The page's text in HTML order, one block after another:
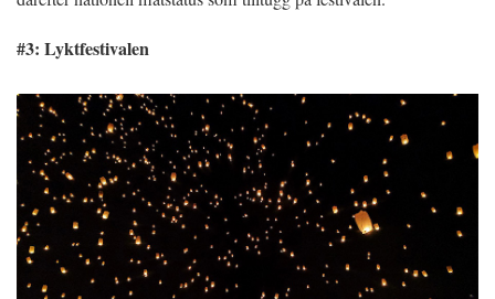
#3: Lyktfestivalen